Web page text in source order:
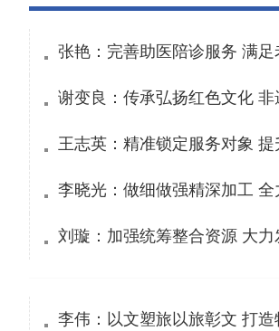
张艳：完善助医陪诊服务 满
谢变良：传承弘扬红色文化 非
王志英：精准锁定服务对象
李晓光：做细做强精深加工
刘璇：加强统筹整合资源 大
李伟：以文塑旅以旅彰文 打